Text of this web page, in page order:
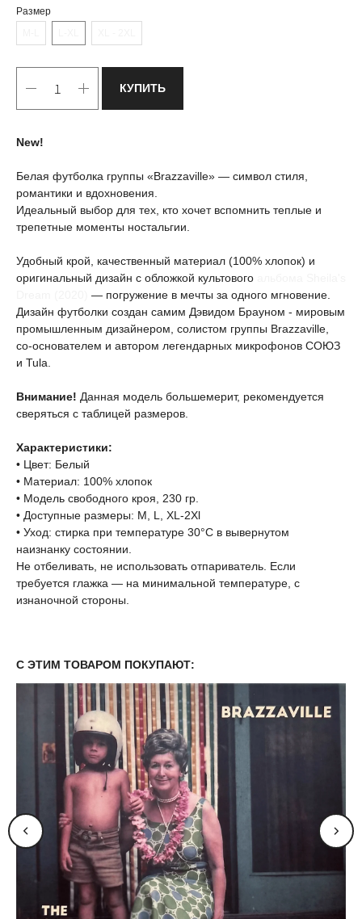
Размер
КУПИТЬ
New!
Белая футболка группы «Brazzaville» — символ стиля,
романтики и вдохновения.
Идеальный выбор для тех, кто хочет вспомнить теплые и
трепетные моменты ностальгии.
Удобный крой, качественный материал (100% хлопок) и
оригинальный дизайн с обложкой культового
— погружение в мечты за одного мгновение.
Дизайн футболки создан самим Дэвидом Брауном - мировым
промышленным дизайнером, солистом группы Brazzaville,
со-основателем и автором легендарных микрофонов СОЮЗ
и Tula.
Внимание! Данная модель большемерит, рекомендуется
сверяться с таблицей размеров.
Характеристики:
• Цвет: Белый
• Материал: 100% хлопок
• Модель свободного кроя, 230 гр.
• Доступные размеры: M, L, XL-2Xl
• Уход: стирка при температуре 30°C в вывернутом
наизнанку состоянии.
Не отбеливать, не использовать отпариватель. Если
требуется глажка — на минимальной температуре, с
изнаночной стороны.
С ЭТИМ ТОВАРОМ ПОКУПАЮТ: